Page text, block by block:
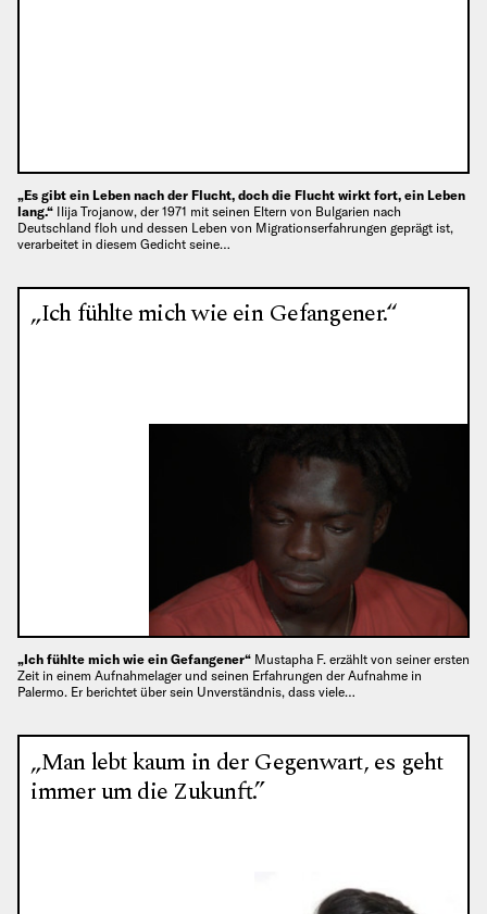
„Es gibt ein Leben nach der Flucht, doch die Flucht wirkt fort, ein Leben
lang.“ Ilija Trojanow, der 1971 mit seinen Eltern von Bulgarien nach
Deutschland floh und dessen Leben von Migrationserfahrungen geprägt ist,
verarbeitet in diesem Gedicht seine…
„Ich fühlte mich wie ein Gefangener.“
„Ich fühlte mich wie ein Gefangener“ Mustapha F. erzählt von seiner ersten
Zeit in einem Aufnahmelager und seinen Erfahrungen der Aufnahme in
Palermo. Er berichtet über sein Unverständnis, dass viele…
„Man lebt kaum in der Gegenwart, es geht
immer um die Zukunft.”